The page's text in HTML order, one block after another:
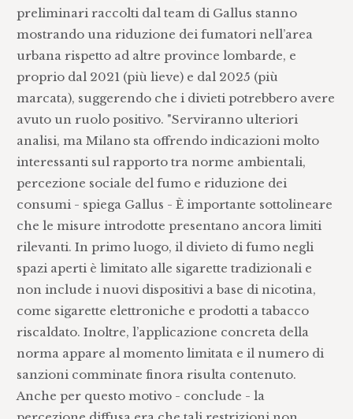
preliminari raccolti dal team di Gallus stanno
mostrando una riduzione dei fumatori nell’area
urbana rispetto ad altre province lombarde, e
proprio dal 2021 (più lieve) e dal 2025 (più
marcata), suggerendo che i divieti potrebbero avere
avuto un ruolo positivo. "Serviranno ulteriori
analisi, ma Milano sta offrendo indicazioni molto
interessanti sul rapporto tra norme ambientali,
percezione sociale del fumo e riduzione dei
consumi - spiega Gallus - È importante sottolineare
che le misure introdotte presentano ancora limiti
rilevanti. In primo luogo, il divieto di fumo negli
spazi aperti è limitato alle sigarette tradizionali e
non include i nuovi dispositivi a base di nicotina,
come sigarette elettroniche e prodotti a tabacco
riscaldato. Inoltre, l’applicazione concreta della
norma appare al momento limitata e il numero di
sanzioni comminate finora risulta contenuto.
Anche per questo motivo - conclude - la